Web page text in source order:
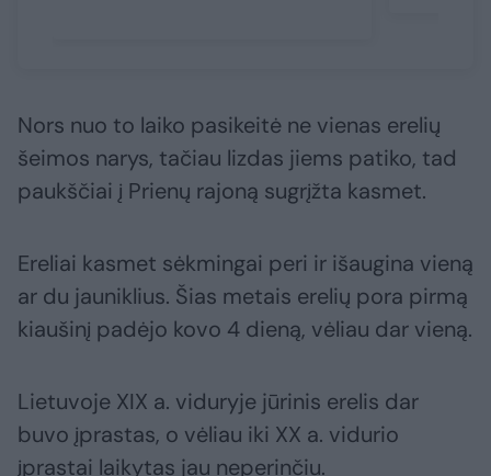
Nors nuo to laiko pasikeitė ne vienas erelių
šeimos narys, tačiau lizdas jiems patiko, tad
paukščiai į Prienų rajoną sugrįžta kasmet.
Ereliai kasmet sėkmingai peri ir išaugina vieną
ar du jauniklius. Šias metais erelių pora pirmą
kiaušinį padėjo kovo 4 dieną, vėliau dar vieną.
Lietuvoje XIX a. viduryje jūrinis erelis dar
buvo įprastas, o vėliau iki XX a. vidurio
įprastai laikytas jau neperinčiu.